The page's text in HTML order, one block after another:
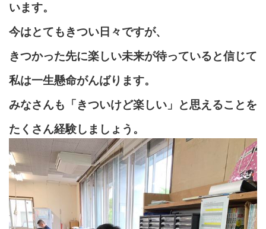
います。
今はとてもきつい日々ですが、
きつかった先に楽しい未来が待っていると信じて
私は一生懸命がんばります。
みなさんも「きついけど楽しい」と思えることを
たくさん経験しましょう。